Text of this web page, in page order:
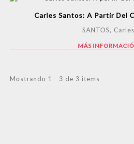
Carles Santos: A Partir Del
SANTOS, Carles
MÁS
Mostrando 1 - 3 de 3 items